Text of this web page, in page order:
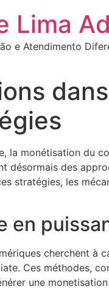
Lima
e Atendimento
la monétisation du
désormais des
stratégies, les
en
cherchent à
Ces méthodes,
une